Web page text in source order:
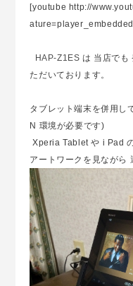
[youtube http://
HAP-Z1ES は 当店でも
ただいております。
タブレット端末を併用
N 環境が必要です)
Xperia Tablet や i Pad
アートワークを見ながら